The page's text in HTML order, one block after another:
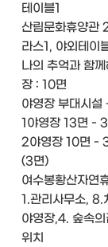
테이블1
산림문화휴양관
라스1, 야외테이
나의 추억과 함
장 : 10면
야영장 부대시설
1야영장 13면 -
2야영장 10면
(3면)
여수봉황산자연
1.관리사무소, 8.
야영장,4. 숲속
위치